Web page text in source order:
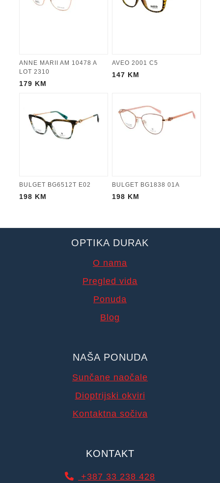
ANNE MARII AM 10478 A
LOT 2310
179 KM
AVEO 2001 C5
147 KM
BULGET BG6512T E02
198 KM
BULGET BG1838 01A
198 KM
OPTIKA DURAK
O nama
Pregled vida
Ponuda
Blog
NAŠA PONUDA
Sunčane naočale
Dioptrijski okviri
Kontaktna sočiva
KONTAKT
+387 33 238 428